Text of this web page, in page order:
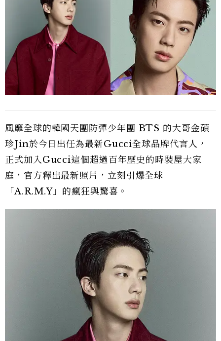
風靡全球的韓國天團防彈少年團 BTS 的大哥金碩
珍Jin於今日出任為最新Gucci全球品牌代言人，
正式加入Gucci這個超過百年歷史的時裝屋大家
庭，官方釋出最新照片，立刻引爆全球
「A.R.M.Y」的瘋狂與驚喜。